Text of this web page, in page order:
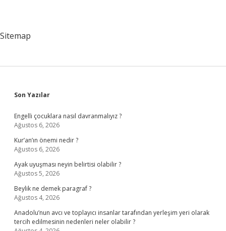
Sitemap
Sidebar
Son Yazılar
Engelli çocuklara nasıl davranmalıyız ?
Ağustos 6, 2026
Kur’an’ın önemi nedir ?
Ağustos 6, 2026
Ayak uyuşması neyin belirtisi olabilir ?
Ağustos 5, 2026
Beylik ne demek paragraf ?
Ağustos 4, 2026
Anadolu’nun avcı ve toplayıcı insanlar tarafından yerleşim yeri olarak
tercih edilmesinin nedenleri neler olabilir ?